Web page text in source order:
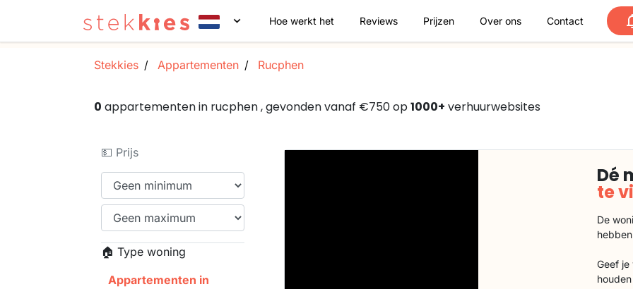
Hoe werkt het Reviews Prijzen Over ons Contact
Stekkies Appartementen Rucphen
0 appartementen in rucphen , gevonden vanaf €750 op1000+ verhuurwebsites
💵 Prijs
🏠 Type woning
Appartementen in
Dé
te
De
Geef